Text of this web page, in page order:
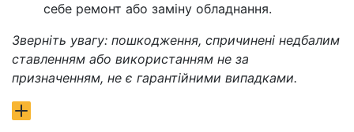
себе ремонт або заміну обладнання.
Зверніть увагу: пошкодження, спричинені недбалим
ставленням або використанням не за
призначенням, не є гарантійними випадками.